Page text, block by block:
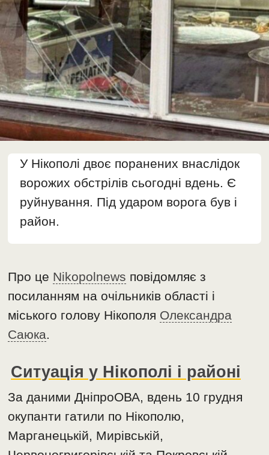
У Нікополі двоє поранених внаслідок
ворожих обстрілів сьогодні вдень. Є
руйнування. Під ударом ворога був і
район.
Про це Nikopolnews повідомляє з
посиланням на очільників області і
міського голову Нікополя Олександра
Саюка.
Ситуація у Нікополі і районі
За даними ДніпроОВА, вдень 10 грудня
окупанти гатили по Нікополю,
Марганецькій, Мирівській,